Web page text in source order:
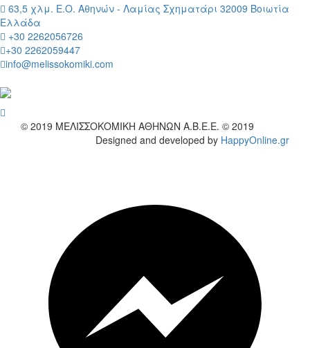
63,5 χλμ. Ε.Ο. Αθηνών - Λαμίας Σχηματάρι 32009 Βοιωτία
Ελλάδα
+30 2262056726
+30 2262059447
info@melissokomiki.com
wish
© 2019 ΜΕΛΙΣΣΟΚΟΜΙΚΗ ΑΘΗΝΩΝ Α.Β.Ε.Ε. © 2019
Designed and developed by HappyOnline.gr